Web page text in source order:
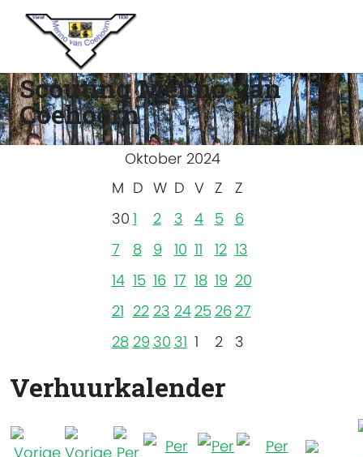
Scouting Menno van
Coehoorn
Oktober 2024
M D W D V Z
Z
30 1 2 3 4 5
6
7
8 9 10 11 12 13
14 15 16 17 18 19 20
21 22 23 24 25 26 27
28 29 30 31 1 2 3
Verhuurkalender